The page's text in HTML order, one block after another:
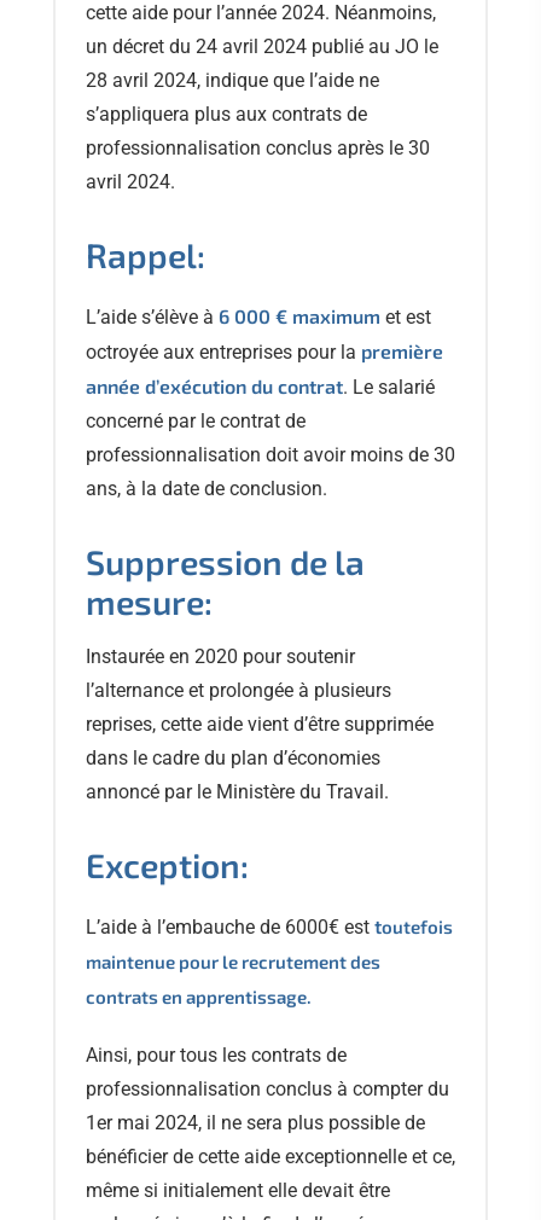
cette aide pour l’année 2024. Néanmoins,
un décret du 24 avril 2024 publié au JO le
28 avril 2024, indique que l’aide ne
s’appliquera plus aux contrats de
professionnalisation conclus après le 30
avril 2024.
Rappel:
L’aide s’élève à 6 000 € maximum et est
octroyée aux entreprises pour la première
année d’exécution du contrat. Le salarié
concerné par le contrat de
professionnalisation doit avoir moins de 30
ans, à la date de conclusion.
Suppression de la
mesure:
Instaurée en 2020 pour soutenir
l’alternance et prolongée à plusieurs
reprises, cette aide vient d’être supprimée
dans le cadre du plan d’économies
annoncé par le Ministère du Travail.
Exception:
L’aide à l’embauche de 6000€ est toutefois
maintenue pour le recrutement des
contrats en apprentissage.
Ainsi, pour tous les contrats de
professionnalisation conclus à compter du
1er mai 2024, il ne sera plus possible de
bénéficier de cette aide exceptionnelle et ce,
même si initialement elle devait être